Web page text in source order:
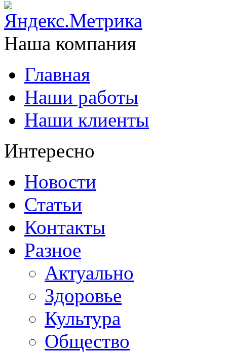
Наша компания
Главная
Наши работы
Наши клиенты
Интересно
Новости
Статьи
Контакты
Разное
Актуально
Здоровье
Культура
Общество